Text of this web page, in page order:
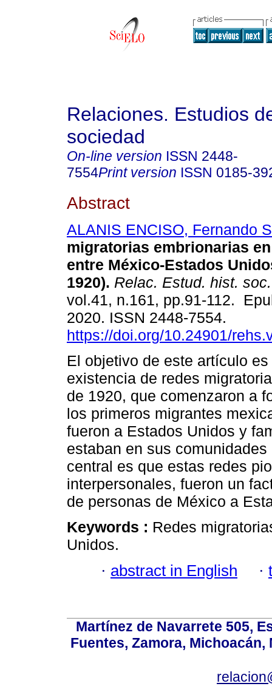
Relaciones. Estudios
sociedad
On-line version ISSN 2448-
7554Print version ISSN 0185-
Abstract
ALANIS ENCISO, Fernando
migratorias embrionarias
entre México-Estados
1920). Relac. Estud. hist. soc.
vol.41, n.161, pp.91-112.
2020. ISSN 2448-7554.
https://doi.org/10.24901/
El objetivo de este artículo
existencia de redes
de 1920, que comenzaron a
los primeros migrantes
fueron a Estados Unidos y
estaban en sus
central es que estas redes
interpersonales, fueron un
de personas de México a
Keywords : Redes
Unidos.
· abstract in English ·
Martínez de Navarrete 505,
Fuentes, Zamora, Michoacán,